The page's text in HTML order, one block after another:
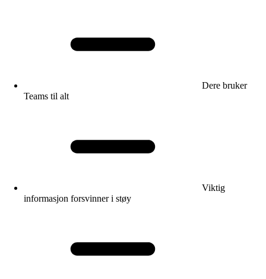
Dere bruker
Teams til alt
Viktig
informasjon forsvinner i støy